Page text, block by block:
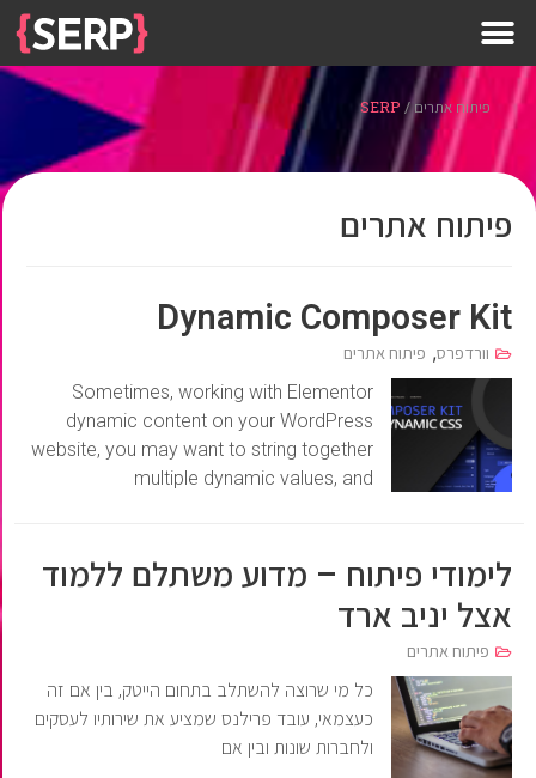
SERP /פיתוח אתרים
פיתוח אתרים
Dynamic Composer Kit
וורדפרס, פיתוח אתרים
Sometimes, working with Elementor
dynamic content on your WordPress
website, you may want to string together
multiple dynamic values, and
לימודי פיתוח – מדוע משתלם ללמוד
אצל יניב ארד
פיתוח אתרים
כל מי שרוצה להשתלב בתחום הייטק, בין אם זה
כעצמאי, עובד פרילנס שמציע את שירותיו לעסקים
ולחברות שונות ובין אם